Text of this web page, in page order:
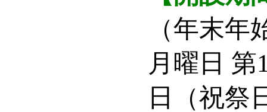
（年末年
月曜日
日（祝祭